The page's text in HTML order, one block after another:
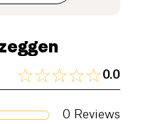
10.2 g
0.0
0 Reviews